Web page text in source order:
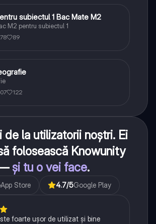
subiectul 1 Bac Mate M2
M2 pentru subiectul 1
89
122
de la utilizatorii noștri. Ei
folosească Knowunity
și tu o vei face.
App Store 4.7/5Google Play
foarte ușor de utilizat și bine